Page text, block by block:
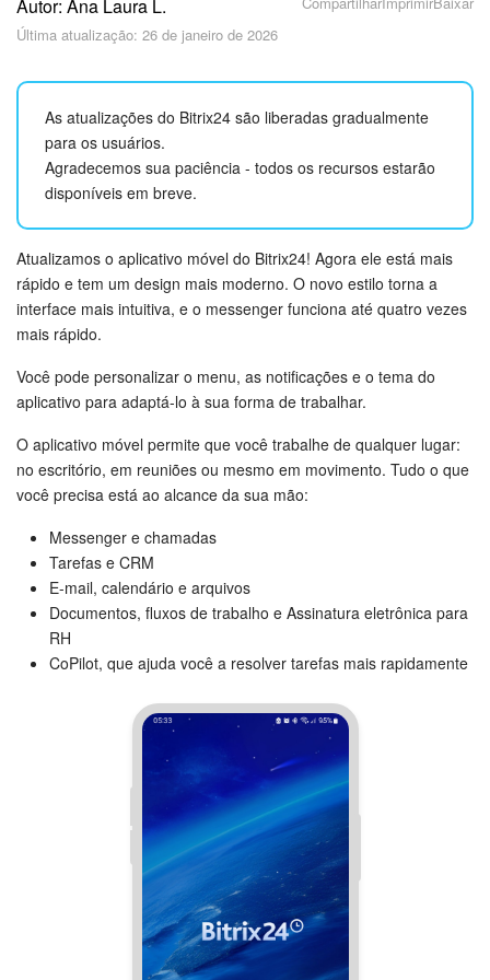
Como Começar?
Feed
Bitrix24 Collabs
Calendário
Bitrix24 Drive
Grupos de trabalho
Tarefas e Projetos
CRM
CoPilot - IA no Bitrix24
CRM + Loja On-line
Sales Center
Análise CRM
Autor: Ana Laura L.
Última atualização: 26 de janeiro de 2026
As atualizações do Bitrix24 são liberadas gradualmente
para os usuários.
Agradecemos sua paciência - todos os recursos estarão
disponíveis em breve.
Atualizamos o aplicativo móvel do Bitrix24! Agora ele está mais
rápido e tem um design mais moderno. O novo estilo torna a
interface mais intuitiva, e o messenger funciona até quatro vezes
mais rápido.
Você pode personalizar o menu, as notificações e o tema do
aplicativo para adaptá-lo à sua forma de trabalhar.
O aplicativo móvel permite que você trabalhe de qualquer lugar:
no escritório, em reuniões ou mesmo em movimento. Tudo o que
você precisa está ao alcance da sua mão:
Messenger e chamadas
Tarefas e CRM
E-mail, calendário e arquivos
Documentos, fluxos de trabalho e Assinatura eletrônica para
RH
CoPilot, que ajuda você a resolver tarefas mais rapidamente